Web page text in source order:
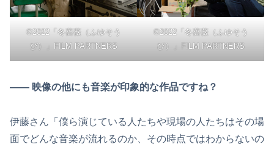
©2022「冬薔薇（ふゆそう
び）」FILM PARTNERS
©2022「冬薔薇（ふゆそう
び）」FILM PARTNERS
―― 映像の他にも音楽が印象的な作品ですね？
伊藤さん「僕ら演じている人たちや現場の人たちはその場
面でどんな音楽が流れるのか、その時点ではわからないの